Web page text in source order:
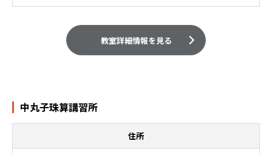
教室詳細情報を見る
中丸子珠算講習所
住所